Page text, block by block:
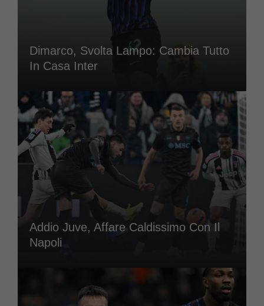
Dimarco, Svolta Lampo: Cambia Tutto
In Casa Inter
Addio Juve, Affare Caldissimo Con Il
Napoli